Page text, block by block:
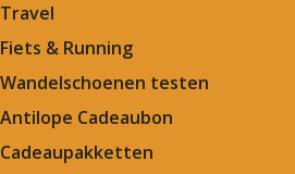
Travel
Fiets & Running
Wandelschoenen testen
Antilope Cadeaubon
Cadeaupakketten